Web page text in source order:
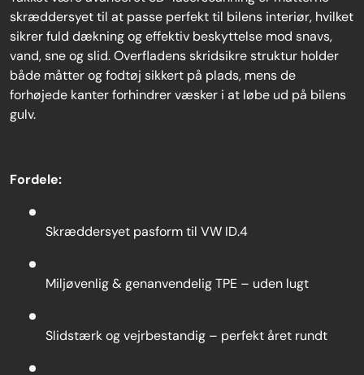
skræddersyet til at passe perfekt til bilens interiør, hvilket
sikrer fuld dækning og effektiv beskyttelse mod snavs,
vand, sne og slid. Overfladens skridsikre struktur holder
både måtter og fodtøj sikkert på plads, mens de
forhøjede kanter forhindrer væsker i at løbe ud på bilens
gulv.
Fordele:
Skræddersyet pasform til VW ID.4
Miljøvenlig & genanvendelig TPE – uden lugt
Slidstærk og vejrbestandig – perfekt året rundt